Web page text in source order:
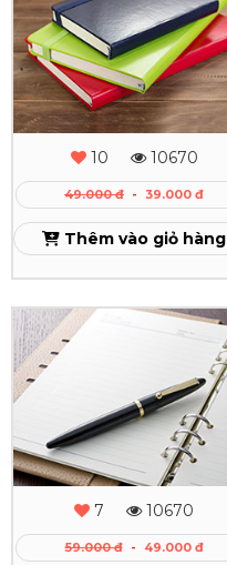
Sổ
Tay
Da
Gáy
Xem
10 10670
49.000 đ - 39.000 đ
Thêm vào giỏ hàng
In
Sổ
Gáy
Còng
Cao
7 10670
59.000 đ - 49.000 đ